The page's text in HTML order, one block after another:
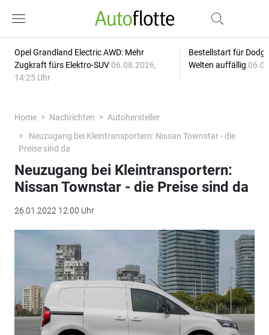
Opel Grandland Electric AWD: Mehr
Zugkraft fürs Elektro-SUV 06.08.2026,
14:25 Uhr
Bestellstart für
Welten auffällig
Home Nachrichten
Autohersteller
Neuzugang bei Kleintransportern: Nissan Townstar - die
Preise sind da
Neuzugang bei Kleintransportern:
Nissan Townstar - die Preise sind da
26.01.2022 12:00 Uhr